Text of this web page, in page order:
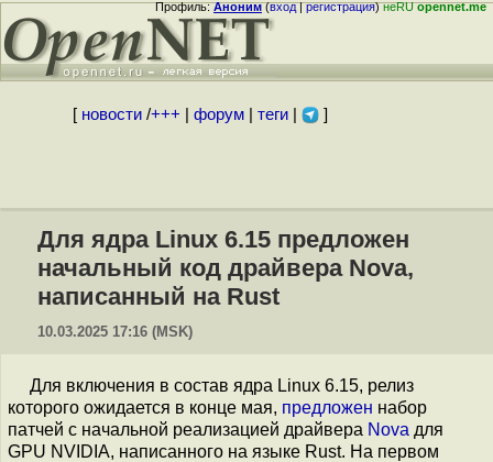
Профиль:Аноним(вход|регистрация)неRUopennet.me
[ новости/+++ форум| теги| ]
Для ядра Linux 6.15 предложен
начальный код драйвера Nova,
написанный на Rust
10.03.2025 17:16 (MSK)
Для включения в состав ядра Linux 6.15, релиз
которого ожидается в конце мая, предложен набор
патчей с начальной реализацией драйвера Nova для
GPU NVIDIA, написанного на языке Rust. На первом